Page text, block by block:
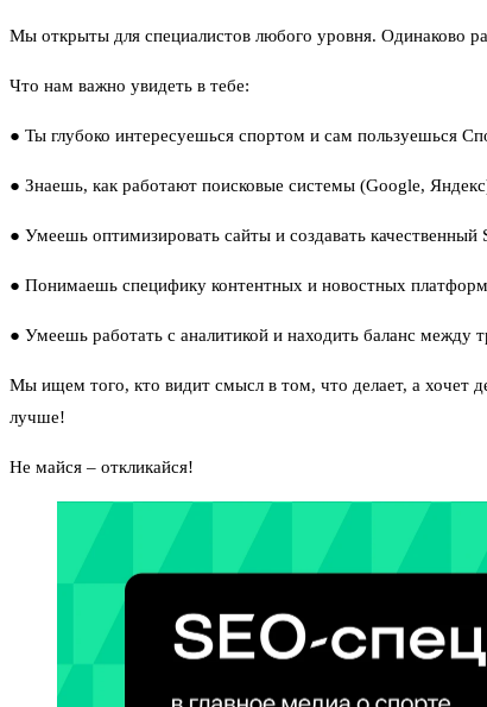
Мы открыты для специалистов любого уровня. Одинаково
Что нам важно увидеть в тебе:
● Ты глубоко интересуешься спортом и сам пользуешься
● Знаешь, как работают поисковые системы (Google,
● Умеешь оптимизировать сайты и создавать качественный
● Понимаешь специфику контентных и новостных
● Умеешь работать с аналитикой и находить баланс между
Мы ищем того, кто видит смысл в том, что делает, а хочет
лучше!
Не майся – откликайся!